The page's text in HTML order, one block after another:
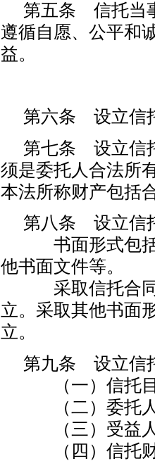
第五条 信托当
遵循自愿、公平和
益。
第六条 设立信
第七条 设立信
须是委托人合法所
本法所称财产包括
第八条 设立信
书面形式包括信
他书面文件等。
采取信托合同形
立。采取其他书面
立。
第九条 设立信
（一）信托目
（二）委托人、
（三）受益人
（四）信托财